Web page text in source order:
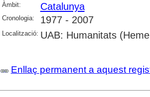
Àmbit:
Catalunya
Cronologia: 1977 - 2007
Localització: UAB: Humanitats
Enllaç permanent a aquest